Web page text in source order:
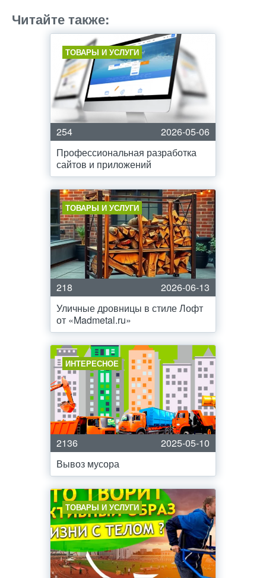
Читайте также:
ТОВАРЫ И УСЛУГИ
254
2026-05-06
Профессиональная разработка
сайтов и приложений
ТОВАРЫ И УСЛУГИ
218
2026-06-13
Уличные дровницы в стиле Лофт
от «Madmetal.ru»
ИНТЕРЕСНОЕ
2136
2025-05-10
Вывоз мусора
ТОВАРЫ И УСЛУГИ